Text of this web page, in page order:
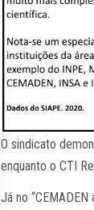
O sindicato
enquanto o CTI
Já no